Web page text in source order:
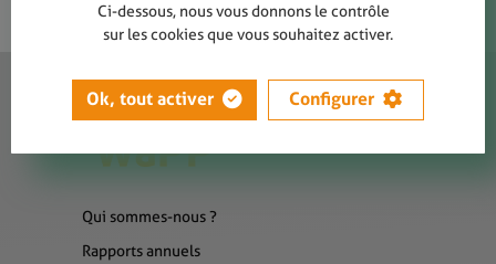
Qui sommes-nous ?
Rapports annuels
Ci-dessous, nous vous donnons le contrôle
sur les cookies que vous souhaitez activer.
Ok, tout activer Configurer